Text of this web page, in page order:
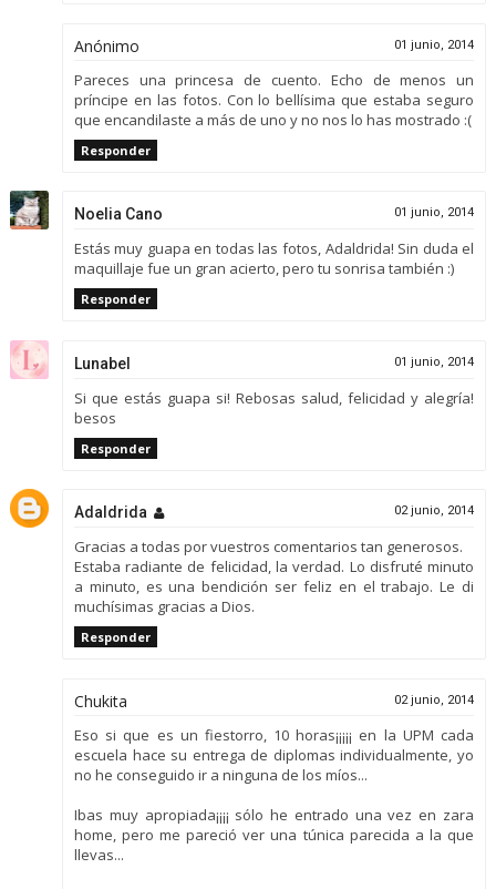
Anónimo 01 junio, 2014
Pareces una princesa de cuento. Echo de menos un
príncipe en las fotos. Con lo bellísima que estaba seguro
que encandilaste a más de uno y no nos lo has mostrado :(
Responder
Noelia Cano 01 junio, 2014
Estás muy guapa en todas las fotos, Adaldrida! Sin duda el
maquillaje fue un gran acierto, pero tu sonrisa también :)
Responder
Lunabel 01 junio, 2014
Si que estás guapa si! Rebosas salud, felicidad y alegría!
besos
Responder
Adaldrida 02 junio, 2014
Gracias a todas por vuestros comentarios tan generosos.
Estaba radiante de felicidad, la verdad. Lo disfruté minuto
a minuto, es una bendición ser feliz en el trabajo. Le di
muchísimas gracias a Dios.
Responder
Chukita 02 junio, 2014
Eso si que es un fiestorro, 10 horas¡¡¡¡¡ en la UPM cada
escuela hace su entrega de diplomas individualmente, yo
no he conseguido ir a ninguna de los míos...
Ibas muy apropiada¡¡¡¡ sólo he entrado una vez en zara
home, pero me pareció ver una túnica parecida a la que
llevas...